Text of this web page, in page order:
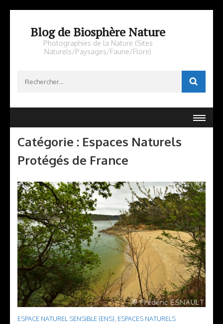
Blog de Biosphère Nature
Photographies de la Nature (Sites
Naturels/Paysages/Faune/Flore)
Catégorie : Espaces Naturels
Protégés de France
ESPACE NATUREL SENSIBLE (ENS) ESPACES NATURELS